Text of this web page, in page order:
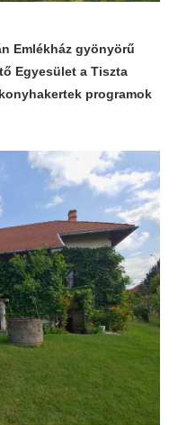
Emlékház gyönyörű
Egyesület a Tiszta
programok